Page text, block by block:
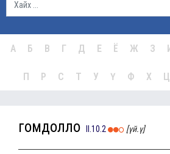
А Б В Г Д Е Ё Ж З
П Р С Т У Ү Ф Х Ц
гомдолло II.10.2 [үй.ү]